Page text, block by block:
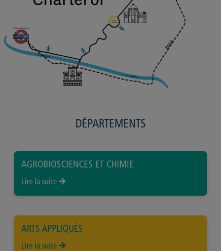
DÉPARTEMENTS
AGROBIOSCIENCES ET CHIMIE
Lire la suite
ARTS APPLIQUÉS
Lire la suite